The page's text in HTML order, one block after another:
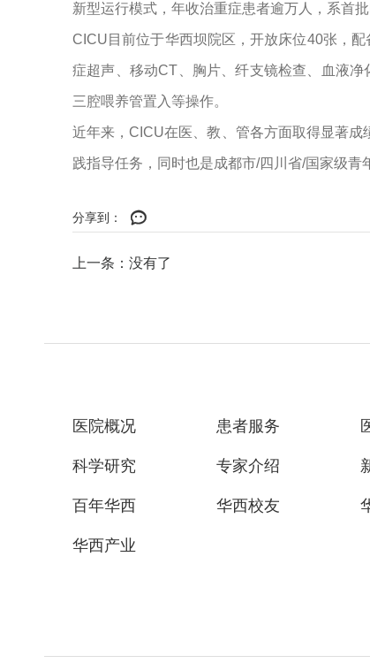
新型运行模式，年收治重症患者逾万人，系首
CICU目前位于华西坝院区，开放床位40张，
症超声、移动CT、胸片、纤支镜检查、血液
三腔喂养管置入等操作。
近年来，CICU在医、教、管各方面取得显著
践指导任务，同时也是成都市/四川省/国家级青
分享到：
上一条：没有了
医院概况 患者服务
科学研究 专家介绍
百年华西 华西校友
华西产业